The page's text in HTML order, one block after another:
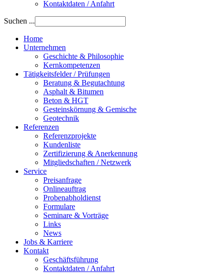
Kontaktdaten / Anfahrt
Suchen ...
Home
Unternehmen
Geschichte & Philosophie
Kernkompetenzen
Tätigkeitsfelder / Prüfungen
Beratung & Begutachtung
Asphalt & Bitumen
Beton & HGT
Gesteinskörnung & Gemische
Geotechnik
Referenzen
Referenzprojekte
Kundenliste
Zertifizierung & Anerkennung
Mitgliedschaften / Netzwerk
Service
Preisanfrage
Onlineauftrag
Probenabholdienst
Formulare
Seminare & Vorträge
Links
News
Jobs & Karriere
Kontakt
Geschäftsführung
Kontaktdaten / Anfahrt